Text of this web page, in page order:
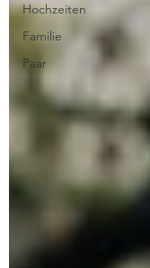
Hochzeiten
Familie
Paar